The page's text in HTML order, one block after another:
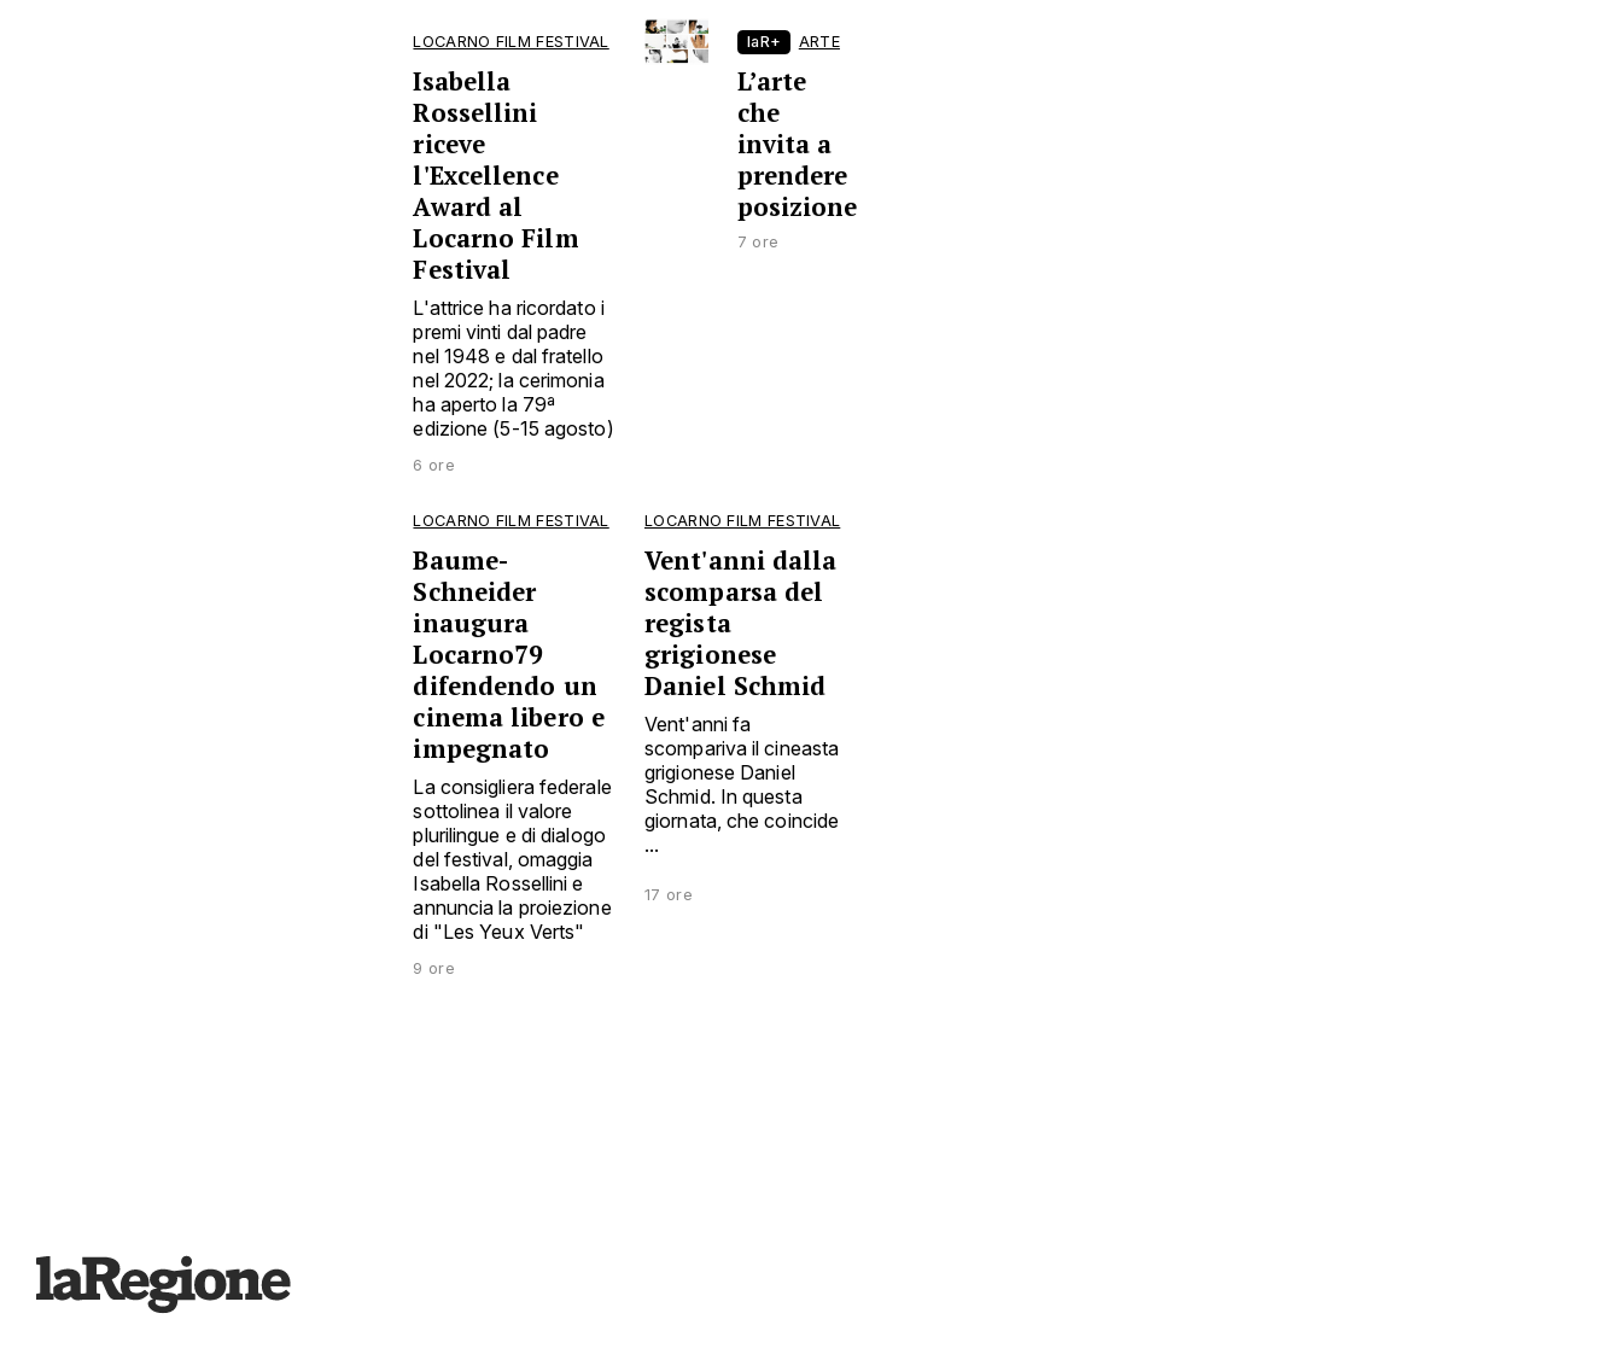
LOCARNO FILM FESTIVAL
Isabella
Rossellini
riceve
l'Excellence
Award al
Locarno Film
Festival
L'attrice ha ricordato i
premi vinti dal padre
nel 1948 e dal fratello
nel 2022; la cerimonia
ha aperto la 79ª
edizione (5-15 agosto)
6 ore
laR+ ARTE
L’arte
che
invita a
prendere
posizione
7 ore
LOCARNO FILM FESTIVAL
Baume-
Schneider
inaugura
Locarno79
difendendo un
cinema libero e
impegnato
La consigliera federale
sottolinea il valore
plurilingue e di dialogo
del festival, omaggia
Isabella Rossellini e
annuncia la proiezione
di "Les Yeux Verts"
9 ore
LOCARNO FILM FESTIVAL
Vent'anni dalla
scomparsa del
regista
grigionese
Daniel Schmid
Vent'anni fa
scompariva il cineasta
grigionese Daniel
Schmid. In questa
giornata, che coincide
...
17 ore